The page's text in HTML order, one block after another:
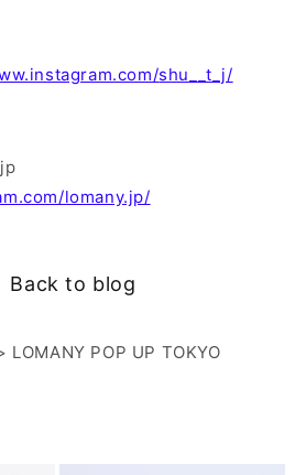
shu__t_j/
lomany.jp/
Back to blog
LOMANY POP UP TOKYO